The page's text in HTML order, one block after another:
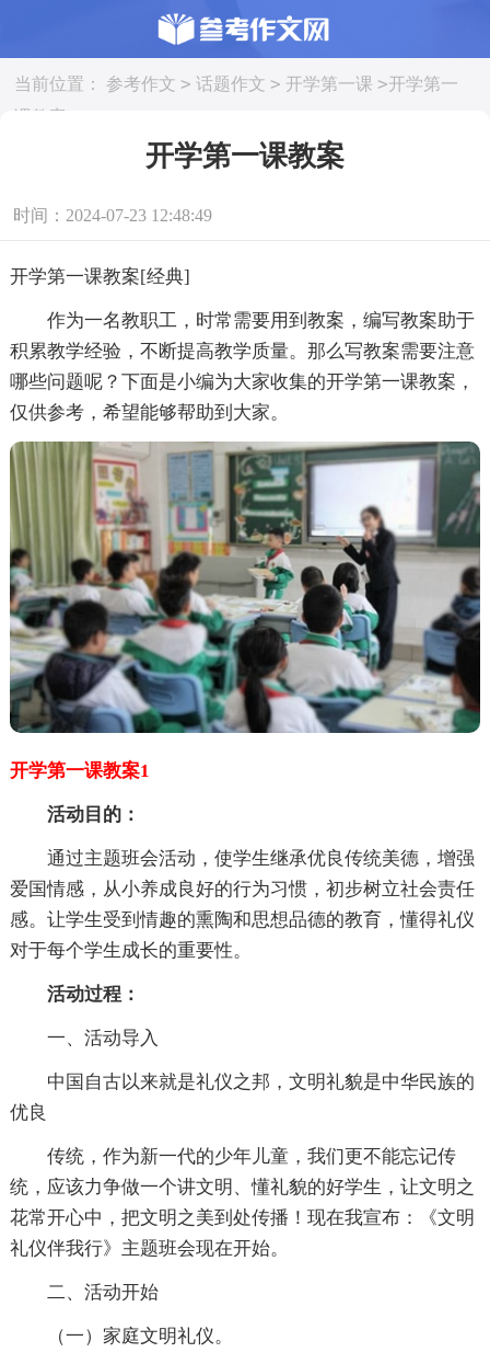
当前位置： 参考作文 > 话题作文 > 开学第一课 >开学第一
课教案
开学第一课教案
时间：2024-07-23 12:48:49
开学第一课教案[经典]
作为一名教职工，时常需要用到教案，编写教案助于
积累教学经验，不断提高教学质量。那么写教案需要注意
哪些问题呢？下面是小编为大家收集的开学第一课教案，
仅供参考，希望能够帮助到大家。
开学第一课教案1
活动目的：
通过主题班会活动，使学生继承优良传统美德，增强
爱国情感，从小养成良好的行为习惯，初步树立社会责任
感。让学生受到情趣的熏陶和思想品德的教育，懂得礼仪
对于每个学生成长的重要性。
活动过程：
一、活动导入
中国自古以来就是礼仪之邦，文明礼貌是中华民族的
优良
传统，作为新一代的少年儿童，我们更不能忘记传
统，应该力争做一个讲文明、懂礼貌的好学生，让文明之
花常开心中，把文明之美到处传播！现在我宣布：《文明
礼仪伴我行》主题班会现在开始。
二、活动开始
（一）家庭文明礼仪。